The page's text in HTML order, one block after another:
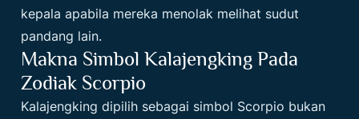
kepala apabila mereka menolak melihat sudut
pandang lain.
Makna Simbol Kalajengking Pada
Zodiak Scorpio
Kalajengking dipilih sebagai simbol Scorpio bukan